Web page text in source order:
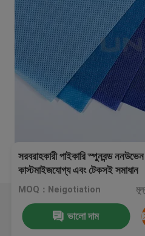
সরবরাহকারী পাইকারি স্পুনবন্ড
কাস্টমাইজযোগ্য এবং টেকসই সমাধান
MOQ：Neigotiation
ভালো দাম